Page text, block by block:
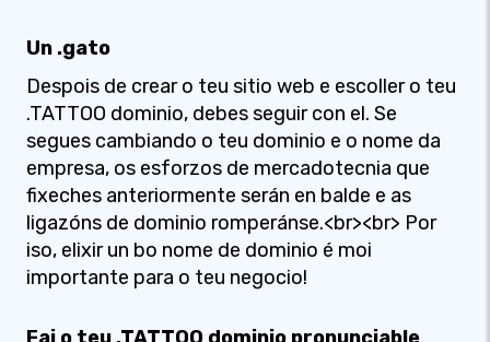
Un .gato
Despois de crear o teu sitio web e escoller o teu
.TATTOO dominio, debes seguir con el. Se
segues cambiando o teu dominio e o nome da
empresa, os esforzos de mercadotecnia que
fixeches anteriormente serán en balde e as
ligazóns de dominio romperánse.<br><br> Por
iso, elixir un bo nome de dominio é moi
importante para o teu negocio!